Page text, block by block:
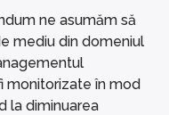
ne asumăm să
mediu din domeniul
monitorizate în mod
la diminuarea